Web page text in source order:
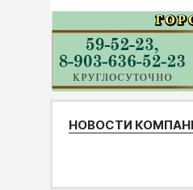
НОВОСТИ